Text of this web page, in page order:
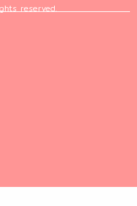
reserved.